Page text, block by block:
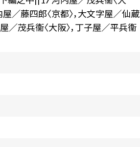
／藤四郎〈京都〉，大文字屋／仙蔵
屋／茂兵衞〈大阪〉，丁子屋／平兵衞